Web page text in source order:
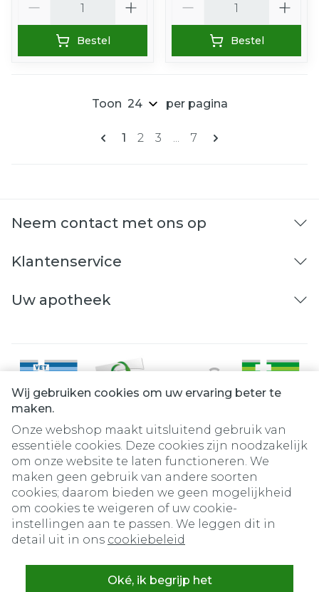
Wij gebruiken cookies om uw ervaring beter te
maken.
Onze webshop maakt uitsluitend gebruik van
essentiële cookies. Deze cookies zijn noodzakelijk
om onze website te laten functioneren. We
maken geen gebruik van andere soorten
cookies; daarom bieden we geen mogelijkheid
om cookies te weigeren of uw cookie-
instellingen aan te passen. We leggen dit in
detail uit in ons cookiebeleid
Oké, ik begrijp het
Bestel Bestel
Pagina's
U lees momenteel pagina
1 Pagina
2 Pagina
3 ... Pagina
7
Toon per pagina
Neem contact met ons op
Klantenservice
Uw apotheek
Juridische links